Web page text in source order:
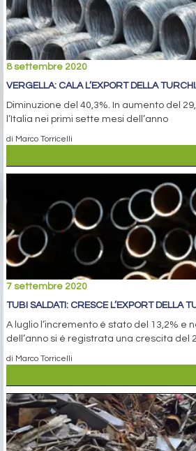
8 settembre 2020
VERGELLA: CALA L’EXPORT DELLA
Diminuzione del 40,3%. In aumento del
l’Italia nei primi sette mesi dell’anno
di Marco Torricelli
7 settembre 2020
TUBI SALDATI: CRESCE L’EXPORT DELLA
A luglio l’incremento è stato del 13,2% e
dell’anno si è registrata una crescita del
di Marco Torricelli